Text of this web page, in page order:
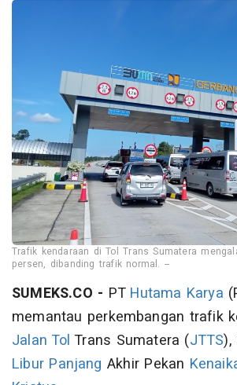
Trafik kendaraan di Tol Trans Sumatera
persen, dibanding trafik normal. --
SUMEKS.CO - PT Hutama Karya
memantau perkembangan trafik
Jalan Tol Trans Sumatera (JTTS),
Libur Panjang Akhir Pekan